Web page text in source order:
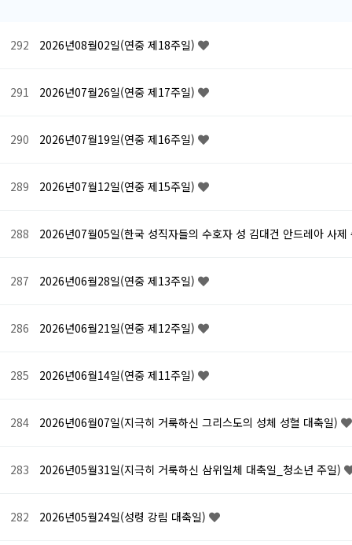
292 2026년08월02일(연중 제18주일)
291 2026년07월26일(연중 제17주일)
290 2026년07월19일(연중 제16주일)
289 2026년07월12일(연중 제15주일)
288 2026년07월05일(한국 성직자들의 수호자 성 김대건 안드레아 사
287 2026년06월28일(연중 제13주일)
286 2026년06월21일(연중 제12주일)
285 2026년06월14일(연중 제11주일)
284 2026년06월07일(지극히 거룩하신 그리스도의 성체 성혈 대축일)
283 2026년05월31일(지극히 거룩하신 삼위일체 대축일_청소년 주일)
282 2026년05월24일(성령 강림 대축일)